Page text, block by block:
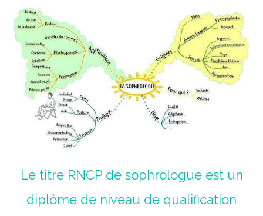
Le titre RNCP de sophrologue est un
diplôme de niveau de qualification